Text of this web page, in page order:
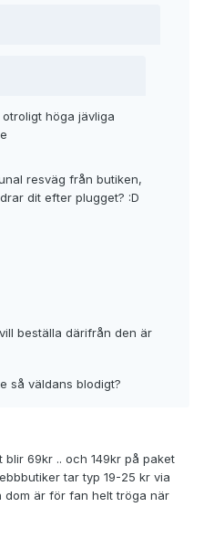
höga jävliga
resväg från butiken,
dit efter plugget? :D
beställa därifrån den är
så väldans blodigt?
69kr .. och 149kr på paket
tar typ 19-25 kr via
dom är för fan helt tröga när